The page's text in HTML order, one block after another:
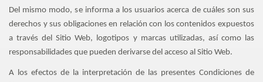
Del mismo modo, se informa a los usuarios acerca de cuáles son sus
derechos y sus obligaciones en relación con los contenidos expuestos
a través del Sitio Web, logotipos y marcas utilizadas, así como las
responsabilidades que pueden derivarse del acceso al Sitio Web.
A los efectos de la interpretación de las presentes Condiciones de